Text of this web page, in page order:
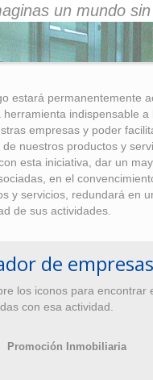
un mundo
estará permanentemente
herramienta indispensable a
empresas y poder
nuestros productos y
esta iniciativa, dar un
en el
y servicios, redundará en
de sus actividades.
de empresas
los iconos para encontrar
con esa actividad.
Promoción Inmobiliaria